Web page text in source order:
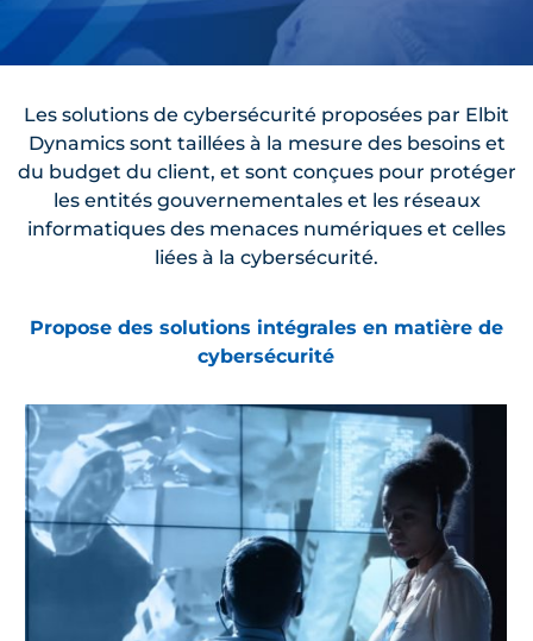
Les solutions de cybersécurité proposées par Elbit
Dynamics sont taillées à la mesure des besoins et
du budget du client, et sont conçues pour protéger
les entités gouvernementales et les réseaux
informatiques des menaces numériques et celles
liées à la cybersécurité.
Propose des solutions intégrales en matière de
cybersécurité